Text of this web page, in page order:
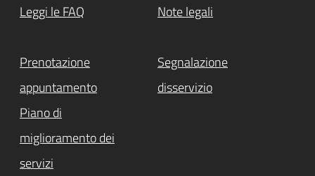
Leggi le FAQ Note legali
Prenotazione
appuntamento
Segnalazione
disservizio
Piano di
miglioramento dei
servizi